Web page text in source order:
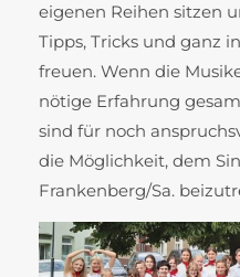
eigenen Reihen sitzen
Tipps, Tricks und ganz
freuen. Wenn die
nötige Erfahrung
sind für noch
die Möglichkeit, dem
Frankenberg/Sa.